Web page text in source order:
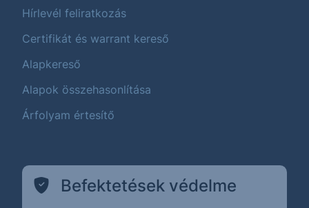
Hírlevél feliratkozás
Certifikát és warrant kereső
Alapkereső
Alapok összehasonlítása
Árfolyam értesítő
Befektetések védelme